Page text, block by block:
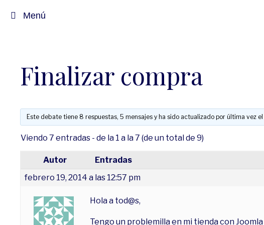
Menú
Finalizar compra
Este debate tiene 8 respuestas, 5 mensajes y ha sido actualizado por última vez el
Viendo 7 entradas - de la 1 a la 7 (de un total de 9)
Autor
Entradas
febrero 19, 2014 a las 12:57 pm
Hola a tod@s,
Tengo un problemilla en mi tienda con